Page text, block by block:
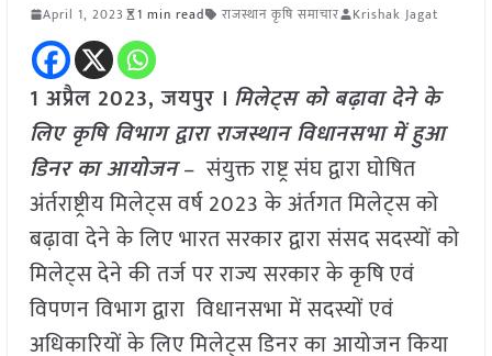
April 1, 2023 1 min read राजस्थान कृषि समाचार Krishak Jagat
1 अप्रैल 2023, जयपुर । मिलेट्स को बढ़ावा देने के
लिए कृषि विभाग द्वारा राजस्थान विधानसभा में हुआ
डिनर का आयोजन– संयुक्त राष्ट्र संघ द्वारा घोषित
अंर्तराष्ट्रीय मिलेट्स वर्ष 2023 के अंर्तगत मिलेट्स को
बढ़ावा देने के लिए भारत सरकार द्वारा संसद सदस्यों को
मिलेट्स देने की तर्ज पर राज्य सरकार के कृषि एवं
विपणन विभाग द्वारा विधानसभा में सदस्यों एवं
अधिकारियों के लिए मिलेट्स डिनर का आयोजन किया